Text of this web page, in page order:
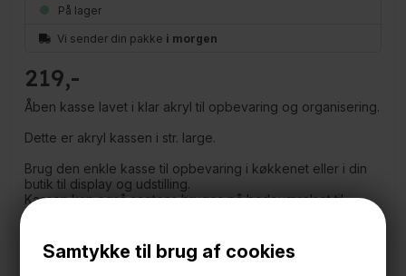
Samtykke til brug af cookies
På lager
Vi sender din pakke i morgen
219
Åben kasse lavet i klar akryl til opbevaring og organisering.
Dette er akryl kassen i str. large.
Brug den enkle kasse til opbevaring i køkkenet eller i din
butik til display og udstilling.
Kassen kan også sagtens bruges på badeværelset til
organisering af make up.
Str. large måler:
15 x 15 x 15 cm.